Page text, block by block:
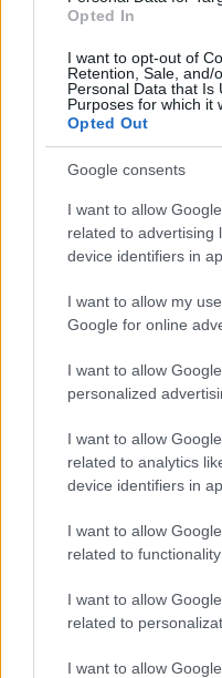
Opted In
I want to opt-out of
Retention, Sale, and/
Personal Data that Is
Purposes for which it
Opted Out
Google consents
I want to allow
related to advertising
device identifiers in
I want to allow my
Google for online
I want to allow
personalized
I want to allow
related to analytics
device identifiers in
I want to allow
related to
I want to allow
related to
I want to allow
Continua a
LIFESTYLE